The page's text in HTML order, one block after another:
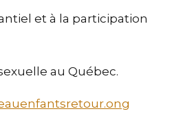
et à la participation
au Québec.